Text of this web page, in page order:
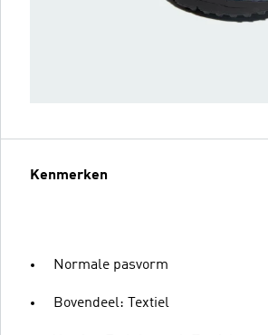
Kenmerken
Normale pasvorm
Bovendeel: Textiel